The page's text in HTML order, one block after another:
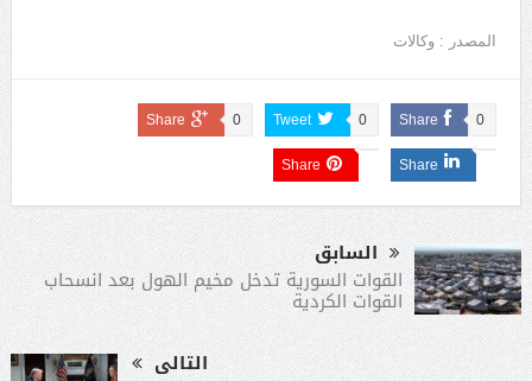
المصدر : وكالات
Share 0
Tweet 0
Share 0
Share
Share
السابق
القوات السورية تدخل مخيم الهول بعد انسحاب
القوات الكردية
التالى